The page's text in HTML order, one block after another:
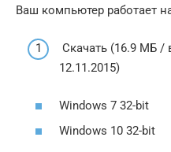
Ваш компьютер работает
Скачать (16.9 МБ /
12.11.2015)
Windows 7 32-bit
Windows 10 32-bit